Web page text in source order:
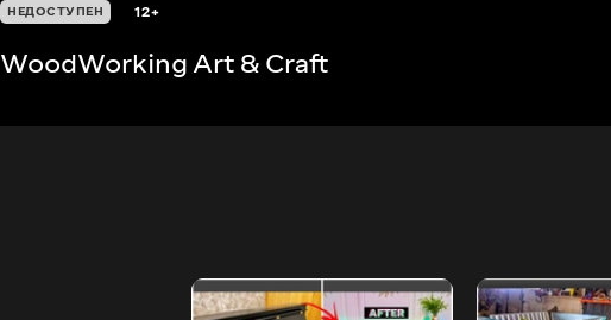
НЕДОСТУПЕН 12+
WoodWorking Art & Craft